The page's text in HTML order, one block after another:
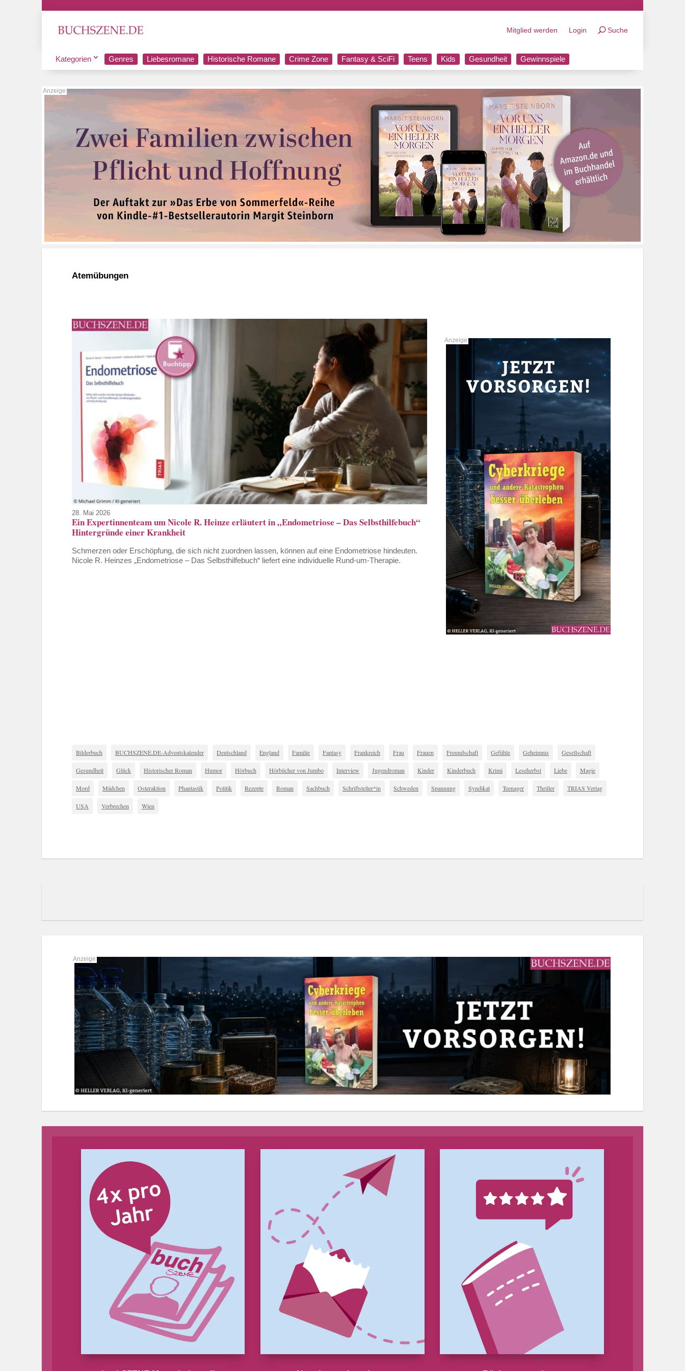
Mitglied werden Login Suche
Kategorien Genres Liebesromane Historische Romane Crime Zone Fantasy & SciFi Teens Kids Gesundheit Gewinnspiele
Atemübungen
28. Mai 2026
Ein Expertinnenteam um Nicole R. Heinze erläutert in „Endometriose – Das Selbsthilfebuch“
Hintergründe einer Krankheit
Schmerzen oder Erschöpfung, die sich nicht zuordnen lassen, können auf eine Endometriose hindeuten.
Nicole R. Heinzes „Endometriose – Das Selbsthilfebuch“ liefert eine individuelle Rund-um-Therapie.
Bilderbuch BUCHSZENE.DE-Adventskalender Deutschland England Familie Fantasy Frankreich Frau Frauen Freundschaft Gefühle Geheimnis Gesellschaft
Gesundheit Glück Historischer Roman Humor Hörbuch Hörbücher von Jumbo Interview Jugendroman Kinder Kinderbuch Krimi Leseherbst Liebe Magie
Mord Mädchen Osteraktion Phantastik Politik Rezepte Roman Sachbuch Schriftsteller*in Schweden Spannung Syndikat Teenager Thriller TRIAS Verlag
USA Verbrechen Wien